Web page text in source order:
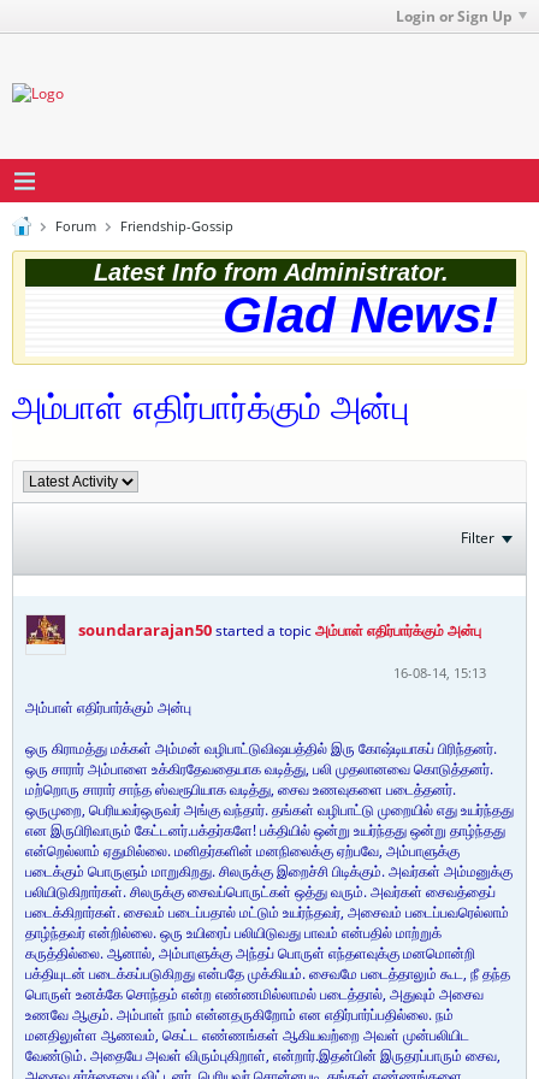
Login or Sign Up
Forum Friendship-Gossip
Latest Info from Administrator.
Glad News!
அம்பாள் எதிர்பார்க்கும் அன்பு
Filter
soundararajan50started a topicஅம்பாள் எதிர்பார்க்கும் அன்பு
16-08-14, 15:13
அம்பாள் எதிர்பார்க்கும் அன்பு
ஒரு கிராமத்து மக்கள் அம்மன் வழிபாட்டுவிஷயத்தில் இரு கோஷ்டியாகப் பிரிந்தனர்.
ஒரு சாரார் அம்பாளை உக்கிரதேவதையாக வடித்து, பலி முதலானவை கொடுத்தனர்.
மற்றொரு சாரார் சாந்த ஸ்வரூபியாக வடித்து, சைவ உணவுகளை படைத்தனர்.
ஒருமுறை, பெரியவர்ஒருவர் அங்கு வந்தார். தங்கள் வழிபாட்டு முறையில் எது உயர்ந்தது
என இருபிரிவாரும் கேட்டனர்.பக்தர்களே! பக்தியில் ஒன்று உயர்ந்தது ஒன்று தாழ்ந்தது
என்றெல்லாம் ஏதுமில்லை. மனிதர்களின் மனநிலைக்கு ஏற்பவே, அம்பாளுக்கு
படைக்கும் பொருளும் மாறுகிறது. சிலருக்கு இறைச்சி பிடிக்கும். அவர்கள் அம்மனுக்கு
பலியிடுகிறார்கள். சிலருக்கு சைவப்பொருட்கள் ஒத்து வரும். அவர்கள் சைவத்தைப்
படைக்கிறார்கள். சைவம் படைப்பதால் மட்டும் உயர்ந்தவர், அசைவம் படைப்பவரெல்லாம்
தாழ்ந்தவர் என்றில்லை. ஒரு உயிரைப் பலியிடுவது பாவம் என்பதில் மாற்றுக்
கருத்தில்லை. ஆனால், அம்பாளுக்கு அந்தப் பொருள் எந்தளவுக்கு மனமொன்றி
பக்தியுடன் படைக்கப்படுகிறது என்பதே முக்கியம். சைவமே படைத்தாலும் கூட, நீ தந்த
பொருள் உனக்கே சொந்தம் என்ற எண்ணமில்லாமல் படைத்தால், அதுவும் அசைவ
உணவே ஆகும். அம்பாள் நாம் என்னதருகிறோம் என எதிர்பார்ப்பதில்லை. நம்
மனதிலுள்ள ஆணவம், கெட்ட எண்ணங்கள் ஆகியவற்றை அவள் முன்பலியிட
வேண்டும். அதையே அவள் விரும்புகிறாள், என்றார்.இதன்பின் இருதரப்பாரும் சைவ,